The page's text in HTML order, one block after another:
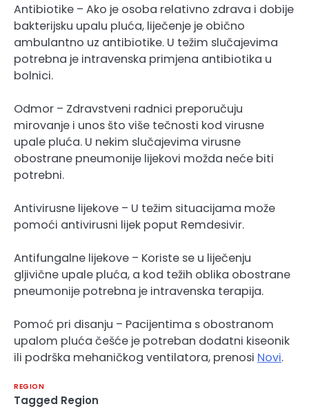
Antibiotike – Ako je osoba relativno zdrava i dobije
bakterijsku upalu pluća, liječenje je obično
ambulantno uz antibiotike. U težim slučajevima
potrebna je intravenska primjena antibiotika u
bolnici.
Odmor – Zdravstveni radnici preporučuju
mirovanje i unos što više tečnosti kod virusne
upale pluća. U nekim slučajevima virusne
obostrane pneumonije lijekovi možda neće biti
potrebni.
Antivirusne lijekove – U težim situacijama može
pomoći antivirusni lijek poput Remdesivir.
Antifungalne lijekove – Koriste se u liječenju
gljivične upale pluća, a kod težih oblika obostrane
pneumonije potrebna je intravenska terapija.
Pomoć pri disanju – Pacijentima s obostranom
upalom pluća češće je potreban dodatni kiseonik
ili podrška mehaničkog ventilatora, prenosi Novi.
REGION
Tagged Region